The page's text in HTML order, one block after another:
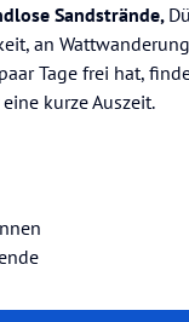
Sandstrände,
an
Tage frei hat,
kurze Auszeit.